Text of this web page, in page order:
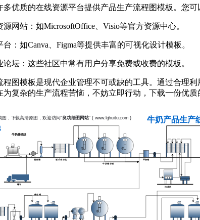
多优质的在线资源平台提供产品生产流程图模板。您
源网站：如MicrosoftOffice、Visio等官方资源中心。
：如Canva、Figma等提供丰富的可视化设计模板。
论坛：这些社区中常有用户分享免费或收费的模板。
程图模板是现代企业管理不可或缺的工具。通过合理
为复杂的生产流程苦恼，不妨立即行动，下载一份优